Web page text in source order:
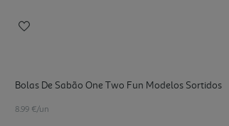
Bolas De Sabão One Two Fun Modelos Sortidos
8.99 €/un